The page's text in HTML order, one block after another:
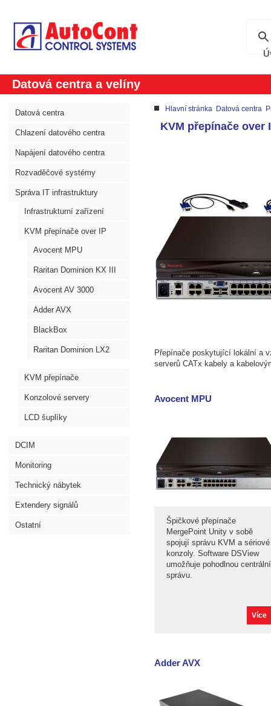
Datová centra a velíny
Datová centra
Chlazení datového centra
Napájení datového centra
Rozvaděčové systémy
Správa IT infrastruktury
Infrastrukturní zařízení
KVM přepínače over IP
Avocent MPU
Raritan Dominion KX III
Avocent AV 3000
Adder AVX
BlackBox
Raritan Dominion LX2
KVM přepínače
Konzolové servery
LCD šuplíky
DCIM
Monitoring
Technický nábytek
Extendery signálů
Ostatní
Hlavní stránka Datová centra
KVM přepínače over
Přepínače poskytující lokální a
serverů CATx kabely a
Avocent MPU
Špičkové přepínače
MergePoint Unity v sobě
spojují správu KVM a sériové
konzoly. Software DSView
umožňuje pohodlnou centrální
správu.
Více
Adder AVX